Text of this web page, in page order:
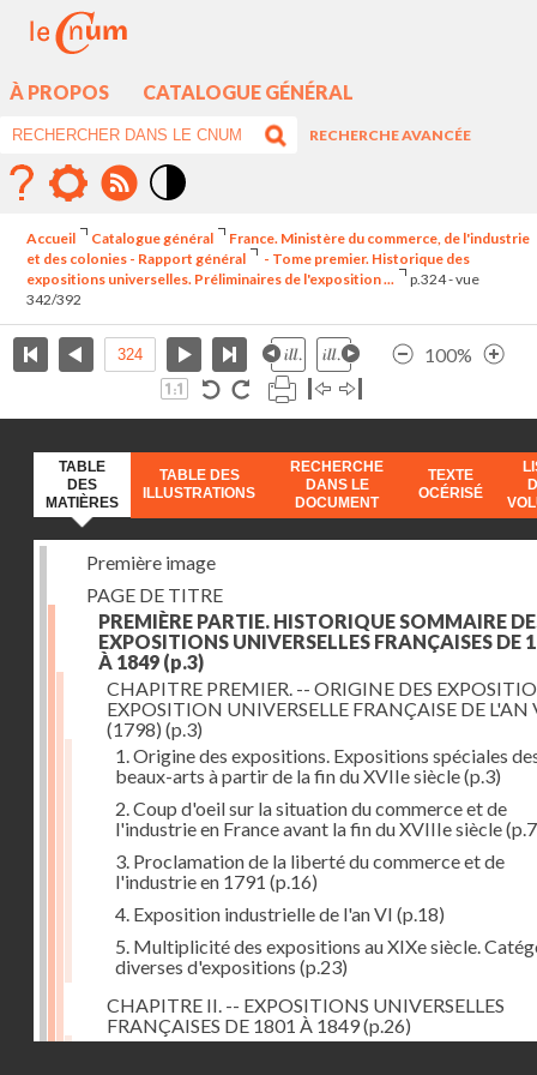
À PROPOS CATALOGUE GÉNÉRAL
RECHERCHE AVANCÉE
élévé
Accueil Catalogue général
France. Ministère du commerce, de l'industrie
et des colonies - Rapport général
- Tome premier. Historique des
expositions universelles. Préliminaires de l'exposition ...
p.324 - vue
342/392
100%
TABLE
DES
MATIÈRES
TABLE DES
ILLUSTRATIONS
RECHERCHE
DANS LE
DOCUMENT
TEXTE
OCÉRISÉ
Première image
PAGE DE TITRE
PREMIÈRE PARTIE. HISTORIQUE SOMMAIRE
EXPOSITIONS UNIVERSELLES FRANÇAISES DE
À 1849 (p.3)
CHAPITRE PREMIER. -- ORIGINE DES
EXPOSITION UNIVERSELLE FRANÇAISE DE L'AN
(1798) (p.3)
1. Origine des expositions. Expositions spéciales
beaux-arts à partir de la fin du XVIIe siècle(p.3)
2. Coup d'oeil sur la situation du commerce et de
l'industrie en France avant la fin du XVIIIe siècle
3. Proclamation de la liberté du commerce et de
l'industrie en 1791 (p.16)
4. Exposition industrielle de l'an VI (p.18)
5. Multiplicité des expositions au XIXe siècle.
diverses d'expositions (p.23)
CHAPITRE II. -- EXPOSITIONS UNIVERSELLES
FRANÇAISES DE 1801 À 1849(p.26)